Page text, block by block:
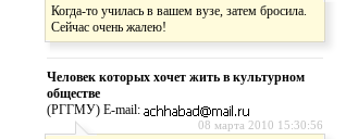
Когда-то училась в вашем вузе, затем бросила.
Сейчас очень жалею!
Человек которых хочет жить в культурном
обществе
(РГГМУ) E-mail:
08 марта 2010 15:30:56